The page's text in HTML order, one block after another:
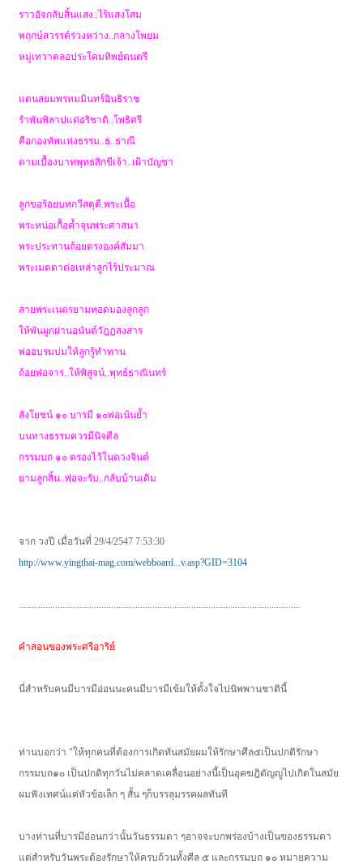
ราวอัจกลับสิ้นแสง..ไร้แสงโสม
พฤกษ์สวรรค์ร่วงหว่าง..กลางโพยม
หมู่เทวาคลอประโคมทิพย์ดนตรี
แดนสยมพรหมมินทร์อินธิราช
รำพันพิลาปแด่อริชาติ..โพธิศรี
คือกองทัพแห่งธรรม..ธ..ธาณี
ตามเบื้องบาทพุทธสิกขีเจ้า..เฝ้าบัญชา
ลูกขอร้อยบทกวีสดุดี.พระเนื้อ
พระหน่อเกื้อค้ำจุนพระศาสนา
พระประทานถ้อยตรงองค์สัมมา
พระเมตตาต่อเหล่าลูกไร้ประมาณ
สายพระเนตรยามทอดมองลูกลูก
ให้พันผูกผ่านอนันต์วัฎฏสงสาร
พ่ออบรมบ่มให้ลูกรู้ทำทาน
ถ้อยพ่อจาร..ให้พิสูจน์..พุทธ์ธาณินทร์
สังโยชน์ ๑๐ บารมี ๑๐พ่อเน้นย้ำ
บนทางธรรมควรมีนิจศีล
กรรมบถ ๑๐ ตรองไว้ในดวงจินต์
ยามลูกสิ้น..พ่อจะรับ..กลับบ้านเดิม
จาก วงปี เมื่อวันที่ 29/4/2547 7:53:30
http://www.yingthai-mag.com/webboard...v.asp?GID=3104
....................................................................................................................
คำสอนของพระศรีอาริย์
นี่สำหรับคนมีบารมีอ่อนนะคนมีบารมีเข้มให้ตั้งใจไปนิพพานชาตินี้
ท่านบอกว่า "ให้ทุกคนที่ต้องการเกิดทันสมัยผมให้รักษาศีล๕เป็นปกติรักษา
กรรมบถ๑๐ เป็นปกติทุกวันไม่คลาดเคลื่อนอย่างนี้เป็นอุคฆฎิตัญญูไปเกิดในสมัย
ผมฟังเทศน์แค่หัวข้อเล็ก ๆ สั้น ๆก็บรรลุมรรคผลทันที
บางท่านที่บารมีอ่อนกว่านั้นวันธรรมดา ๆอาจจะบกพร่องบ้างเป็นของธรรมดา
แต่สำหรับวันพระต้องรักษาให้ครบถ้วนทั้งศีล ๕ และกรรมบถ ๑๐ หมายความ